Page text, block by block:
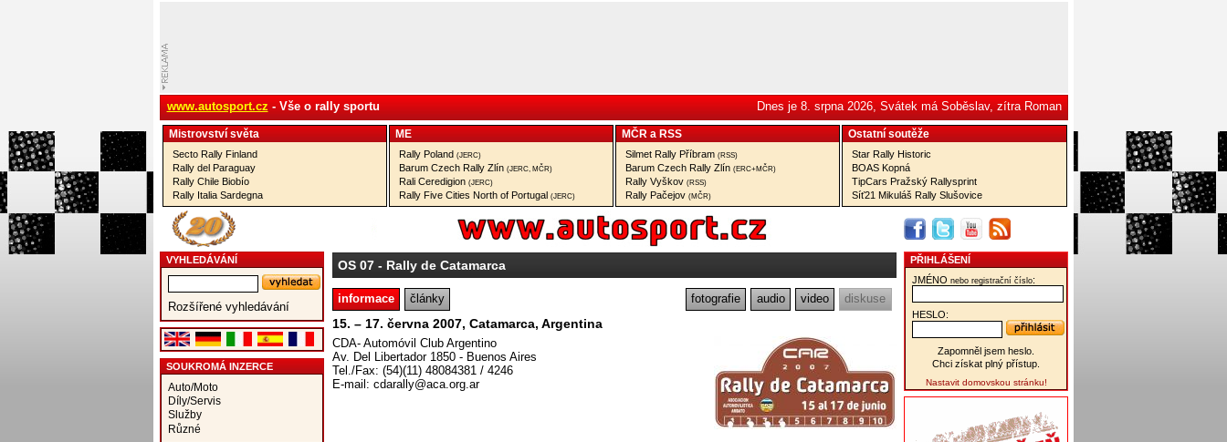
www.autosport.cz - Vše o rally sportu Dnes je 8. srpna 2026, Svátek má Soběslav, zítra Roman
Mistrovství­ světa
Secto Rally Finland
Rally del Paraguay
Rally Chile Biobío
Rally Italia Sardegna
ME
Rally Poland (JERC)
Barum Czech Rally Zlín (JERC, MČR)
Rali Ceredigion (JERC)
Rally Five Cities North of Portugal (JERC)
MČR a RSS
Silmet Rally Příbram (RSS)
Barum Czech Rally Zlín (ERC+MČR)
Rally Vyškov (RSS)
Rally Pačejov (MČR)
Ostatní­ soutěže
Star Rally Historic
BOAS Kopná
TipCars Pražský Rallysprint
Síť21 Mikuláš Rally Slušovice
VYHLEDÁVÁNÍ
Rozšířené vyhledávání
SOUKROMÁ INZERCE
Auto/Moto
Díly/Servis
Služby
Různé
OS 07- Rally de Catamarca
informace články fotografie audio video diskuse
15. – 17. června 2007, Catamarca, Argentina
CDA- Automóvil Club Argentino
Av. Del Libertador 1850 - Buenos Aires
Tel./Fax: (54)(11) 48084381 / 4246
E-mail: cdarally@aca.org.ar
PŘIHLÁŠENÍ
JMÉNO nebo registrační číslo:
HESLO:
Zapomněl jsem heslo.
Chci získat plný přístup.
Nastavit domovskou stránku!